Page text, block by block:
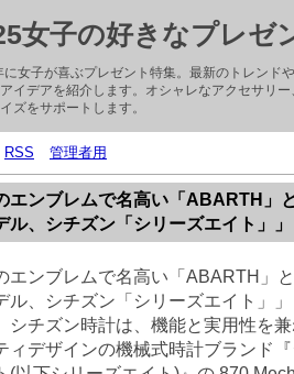
女子の好きなプレゼ
女子が喜ぶプレゼント特集。最新のトレンド
イデアを紹介します。オシャレなアクセサリ
ズをサポートします。
RSS 管理者用
エンブレムで名高い「ABARTH」
ル、シチズン「シリーズエイト」」
エンブレムで名高い「ABARTH」
ル、シチズン「シリーズエイト」」
ズン時計は、機能と実用性を兼
ィデザインの機械式時計ブランド